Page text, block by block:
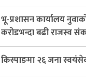
भू-प्रशासन कार्यालय
करोडभन्दा बढी राजस्व
बेरुजु फर्छयौट
किस्पाङमा २६ जना